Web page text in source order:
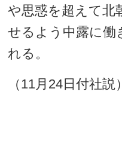
や思惑を超えて北
せるよう中露に働
れる。
（11月24日付社説）